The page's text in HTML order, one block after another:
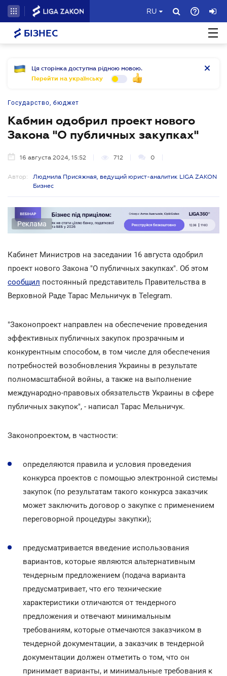
RU
БІЗНЕС
Ця сторінка доступна рідною мовою.
Перейти на українську
Государство, бюджет
Кабмин одобрил проект нового
Закона "О публичных закупках"
16 августа 2024, 15:52 712 0
Автор:
Людмила Присяжная, ведущий юрист-аналитик LIGA ZAKON
Бизнес
Реклама
Кабинет Министров на заседании 16 августа одобрил
проект нового Закона "О публичных закупках". Об этом
сообщил постоянный представитель Правительства в
Верховной Раде Тарас Мельничук в Telegram.
"Законопроект направлен на обеспечение проведения
эффективных публичных закупок прозрачным и
конкурентным способом, в том числе для обеспечения
потребностей возобновления Украины в результате
полномасштабной войны, а также на выполнение
международно-правовых обязательств Украины в сфере
публичных закупок", - написал Тарас Мельничук.
Законопроектом, в частности:
определяются правила и условия проведения
конкурса проектов с помощью электронной системы
закупок (по результатам такого конкурса заказчик
может заключить договор о закупке с применением
переговорной процедуры закупки);
предусматривается введение использования
вариантов, которые являются альтернативным
тендерным предложением (подача варианта
предусматривает, что его технические
характеристики отличаются от тендерного
предложения и отвечают минимальным
требованиям, которые отмечаются заказчиком в
тендерной документации, а заказчик в тендерной
документации должен отметить о том, что он
принимает варианты, и минимальные требования к